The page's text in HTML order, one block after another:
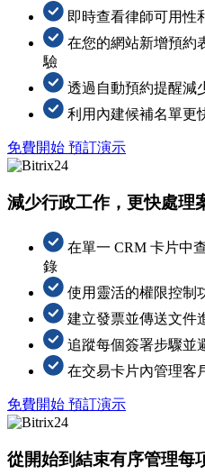
即時查看律師可用性
在您的網站新增預約
驗
透過自動預約提醒減
利用內建候補名單更
免費開始 預訂演示
減少行政工作，更快處理
在單一 CRM 卡片中
錄
使用靈活的權限控制
建立發票並傳送文件
追蹤每個簽署步驟並
在交易卡片內管理客
免費開始 預訂演示
從開始到結束有序管理每